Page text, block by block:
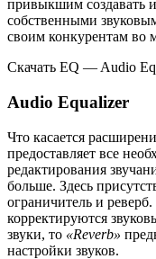
привыкшим создавать
собственными
своим конкурентам во
Скачать EQ — Audio
Audio Equalizer
Что касается
предоставляет все
редактирования
больше. Здесь
ограничитель и
корректируются
звуки, то «Reverb»
настройки звуков.